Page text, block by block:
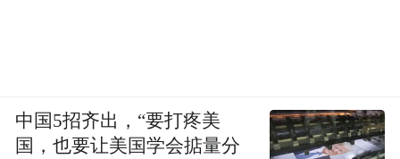
中国5招齐出，“要打疼美
国，也要让美国学会掂量分